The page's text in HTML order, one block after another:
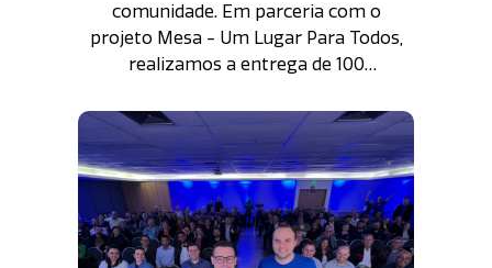
comunidade. Em parceria com o
projeto Mesa - Um Lugar Para Todos,
realizamos a entrega de 100
participam da iniciativa.